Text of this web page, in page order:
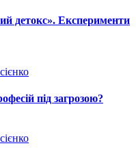
детокс». Експерименти
під загрозою?